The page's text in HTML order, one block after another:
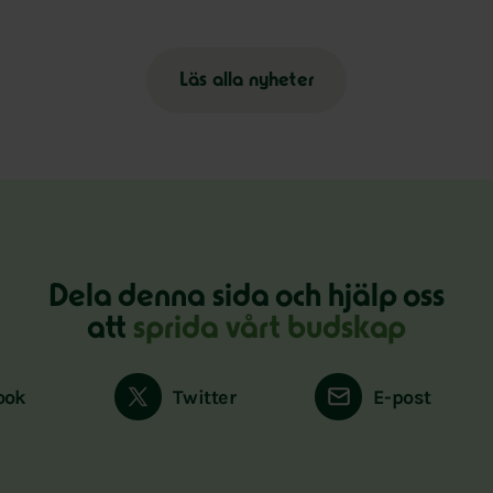
Läs alla nyheter
Dela denna sida och hjälp oss
att sprida vårt budskap
Twitter E-post